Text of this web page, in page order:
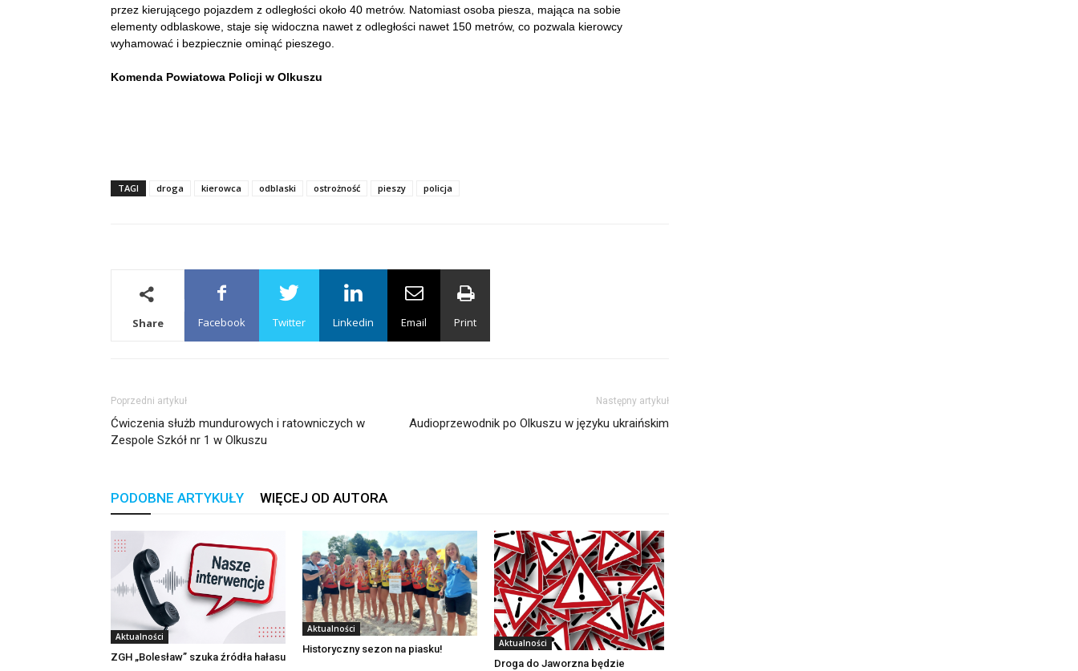
przez kierującego pojazdem z odległości około 40 metrów. Natomiast osoba piesza, mająca na sobie
elementy odblaskowe, staje się widoczna nawet z odległości nawet 150 metrów, co pozwala kierowcy
wyhamować i bezpiecznie ominąć pieszego.
Komenda Powiatowa Policji w Olkuszu
TAGI droga kierowca odblaski ostrożność pieszy policja
Share Facebook Twitter Linkedin Email Print
Poprzedni artykuł
Ćwiczenia służb mundurowych i ratowniczych w
Zespole Szkół nr 1 w Olkuszu
Następny artykuł
Audioprzewodnik po Olkuszu w języku ukraińskim
PODOBNE ARTYKUŁY WIĘCEJ OD AUTORA
Aktualności
ZGH „Bolesław” szuka źródła hałasu
Aktualności
Historyczny sezon na piasku! Aktualności
Droga do Jaworzna będzie